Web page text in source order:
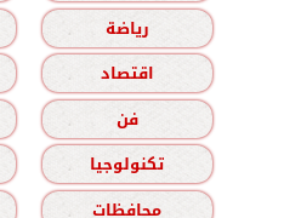
رياضة
اقتصاد
فن
تكنولوجيا
محافظات